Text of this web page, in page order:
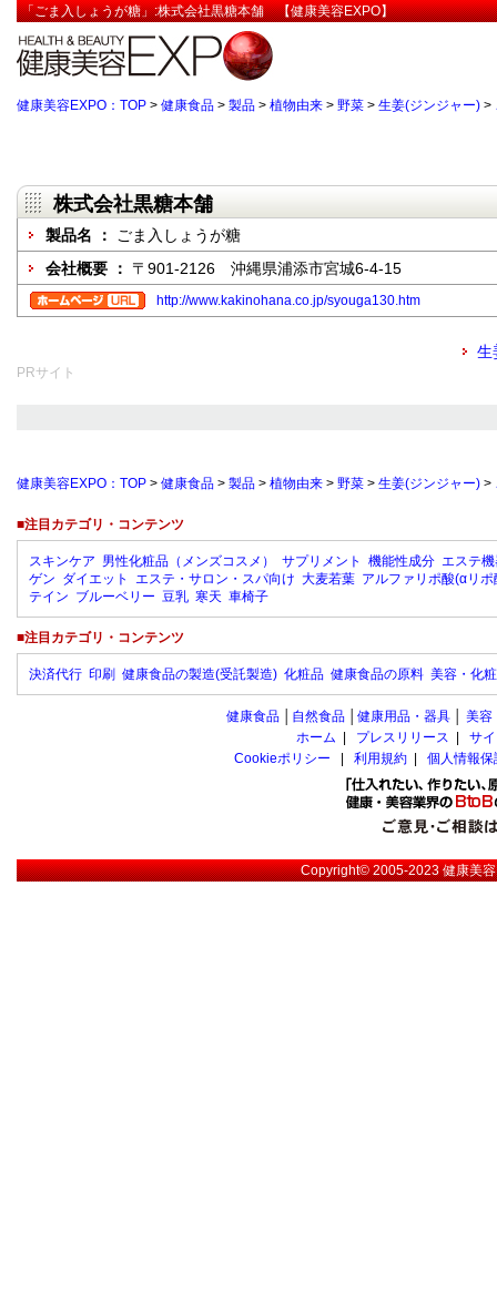
「ごま入しょうが糖」:株式会社黒糖本舗 【健康美容EXPO】
健康美容EXPO：TOP > 健康食品 > 製品 > 植物由来 > 野菜 > 生姜(ジンジャー) >
株式会社黒糖本舗
製品名 ：
ごま入しょうが糖
会社概要 ： 〒901-2126 沖縄県浦添市宮城6-4-15
http://www.kakinohana.co.jp/syouga130.htm
生
PRサイト
健康美容EXPO：TOP > 健康食品 > 製品 > 植物由来 > 野菜 > 生姜(ジンジャー) >
■注目カテゴリ・コンテンツ
スキンケア 男性化粧品（メンズコスメ） サプリメント 機能性成分 エステ
ゲン ダイエット エステ・サロン・スパ向け 大麦若葉 アルファリポ酸(αリポ
テイン ブルーベリー 豆乳 寒天 車椅子
■注目カテゴリ・コンテンツ
決済代行 印刷 健康食品の製造(受託製造) 化粧品 健康食品の原料 美容・化
健康食品 自然食品 健康用品・器具 美容
ホーム
プレスリリース
サ
Cookieポリシー
利用規約 個人情報
Copyright© 2005-2023健康美